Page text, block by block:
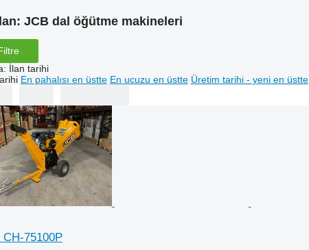
JCB dal öğütme makineleri
: İlan tarihi
En pahalısı en üstte En ucuzu en üstte Üretim tarihi - yeni en üstte
CH-75100P